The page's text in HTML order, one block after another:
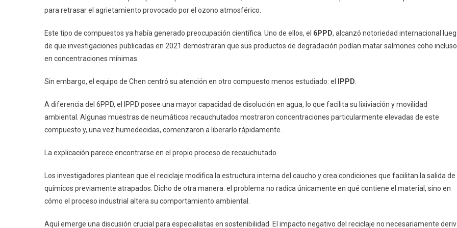
para retrasar el agrietamiento provocado por el ozono atmosférico.
Este tipo de compuestos ya había generado preocupación científica. Uno de ellos, el 6PPD, alcanzó notoriedad internacional
de que investigaciones publicadas en 2021 demostraran que sus productos de degradación podían matar salmones coho incluso
en concentraciones mínimas.
Sin embargo, el equipo de Chen centró su atención en otro compuesto menos estudiado: el IPPD
A diferencia del 6PPD, el IPPD posee una mayor capacidad de disolución en agua, lo que facilita su lixiviación y movilidad
ambiental. Algunas muestras de neumáticos recauchutados mostraron concentraciones particularmente elevadas de este
compuesto y, una vez humedecidas, comenzaron a liberarlo rápidamente.
La explicación parece encontrarse en el propio proceso de recauchutado.
Los investigadores plantean que el reciclaje modifica la estructura interna del caucho y crea condiciones que facilitan la salida de
químicos previamente atrapados. Dicho de otra manera: el problema no radica únicamente en qué contiene el material, sino en
cómo el proceso industrial altera su comportamiento ambiental.
Aquí emerge una discusión crucial para especialistas en sostenibilidad. El impacto negativo del reciclaje no necesariamente